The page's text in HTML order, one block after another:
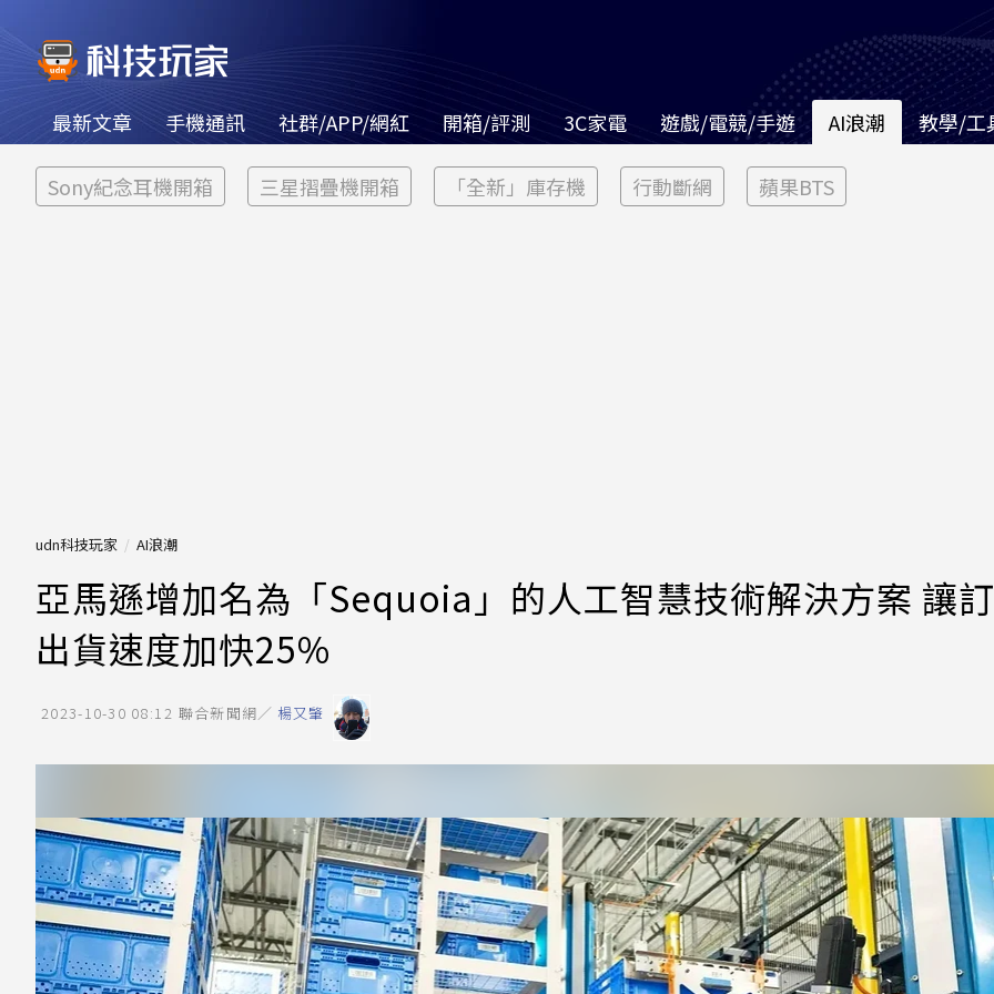
最新文章 手機通訊 社群/APP/網紅 開箱/評測 3C家電 遊戲/電競/手遊 AI浪潮 教學/工
Sony紀念耳機開箱 三星摺疊機開箱 「全新」庫存機 行動斷網 蘋果BTS
udn科技玩家 AI浪潮
亞馬遜增加名為「Sequoia」的人工智慧技術解決方案 讓
出貨速度加快25%
2023-10-30 08:12 聯合新聞網／ 楊又肇